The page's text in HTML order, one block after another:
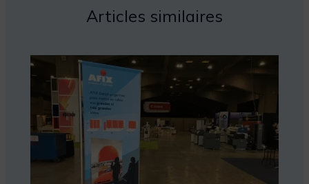
Articles similaires